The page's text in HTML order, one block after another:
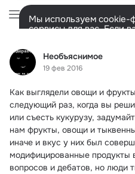
Необъяснимое
19 фев 2016
Как выглядели овощи и
следующий раз, когда вы
или съесть кукурузу,
нам фрукты, овощи и
иначе и вкус у них был
модифицированные продукты
вопросов и дебатов, но люди
Мы используем cookie-
сервисы для вас. Если
представитель.
Разрешить все
Лента Участники
Дополнительная
колонка
Всё10 426 Обсуждаемые